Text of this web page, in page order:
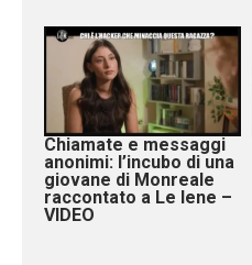
Chiamate e messaggi
anonimi: l’incubo di una
giovane di Monreale
raccontato a Le Iene –
VIDEO